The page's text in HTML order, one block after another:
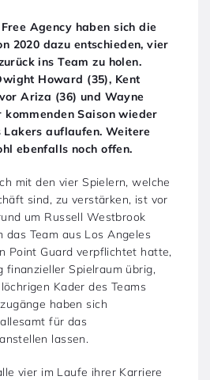
Agency haben sich die
2020 dazu entschieden, vier
ins Team zu holen.
Howard (35), Kent
Ariza (36) und Wayne
kommenden Saison wieder
auflaufen. Weitere
ebenfalls noch offen.
mit den vier Spielern, welche
sind, zu verstärken, ist vor
um Russell Westbrook
das Team aus Los Angeles
Point Guard verpflichtet hatte,
finanzieller Spielraum übrig,
Kader des Teams
haben sich
für das
lassen.
vier im Laufe ihrer Karriere